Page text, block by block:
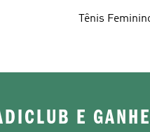
Tênis
E